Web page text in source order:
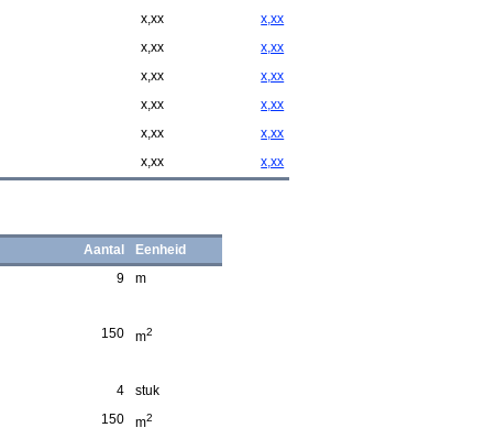
x,xx
x,xx
x,xx
x,xx
x,xx
x,xx
x,xx
x,xx
x,xx
x,xx
x,xx x,xx
Aantal
Eenheid
9 m
150 m2
4
stuk
150 m2